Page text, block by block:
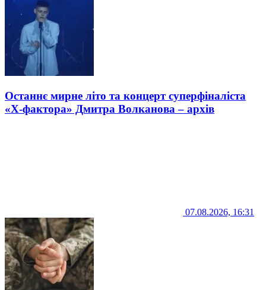
Останнє мирне літо та концерт суперфіналіста
«Х-фактора» Дмитра Волканова – архів
07.08.2026, 16:31